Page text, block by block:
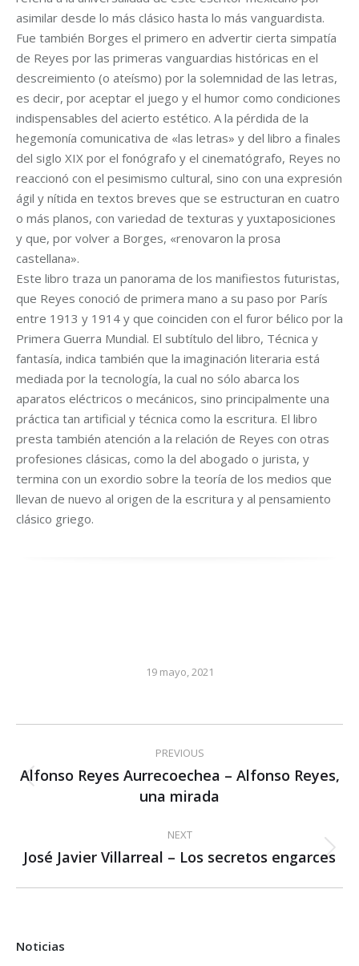
asimilar desde lo más clásico hasta lo más vanguardista.
Fue también Borges el primero en advertir cierta simpatía
de Reyes por las primeras vanguardias históricas en el
descreimiento (o ateísmo) por la solemnidad de las letras,
es decir, por aceptar el juego y el humor como condiciones
indispensables del acierto estético. A la pérdida de la
hegemonía comunicativa de «las letras» y del libro a finales
del siglo XIX por el fonógrafo y el cinematógrafo, Reyes no
reaccionó con el pesimismo cultural, sino con una expresión
ágil y nítida en textos breves que se estructuran en cuatro
o más planos, con variedad de texturas y yuxtaposiciones
y que, por volver a Borges, «renovaron la prosa
castellana».
Este libro traza un panorama de los manifiestos futuristas,
que Reyes conoció de primera mano a su paso por París
entre 1913 y 1914 y que coinciden con el furor bélico por la
Primera Guerra Mundial. El subtítulo del libro, Técnica y
fantasía, indica también que la imaginación literaria está
mediada por la tecnología, la cual no sólo abarca los
aparatos eléctricos o mecánicos, sino principalmente una
práctica tan artificial y técnica como la escritura. El libro
presta también atención a la relación de Reyes con otras
profesiones clásicas, como la del abogado o jurista, y
termina con un exordio sobre la teoría de los medios que
llevan de nuevo al origen de la escritura y al pensamiento
clásico griego.
19 mayo, 2021
navigation
PREVIOUS
Previous
post:
Alfonso Reyes Aurrecoechea – Alfonso Reyes,
una mirada
NEXT
Next
José Javier Villarreal – Los secretos engarces
Noticias